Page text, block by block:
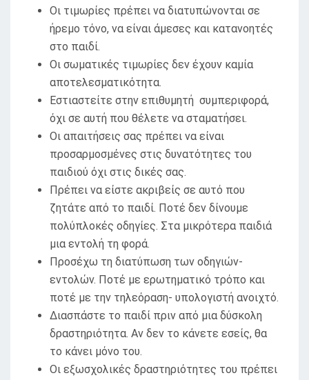
Οι τιμωρίες πρέπει να διατυπώνονται σε
ήρεμο τόνο, να είναι άμεσες και κατανοητές
στο παιδί.
Οι σωματικές τιμωρίες δεν έχουν καμία
αποτελεσματικότητα.
Εστιαστείτε στην επιθυμητή συμπεριφορά,
όχι σε αυτή που θέλετε να σταματήσει.
Οι απαιτήσεις σας πρέπει να είναι
προσαρμοσμένες στις δυνατότητες του
παιδιού όχι στις δικές σας.
Πρέπει να είστε ακριβείς σε αυτό που
ζητάτε από το παιδί. Ποτέ δεν δίνουμε
πολύπλοκές οδηγίες. Στα μικρότερα παιδιά
μια εντολή τη φορά.
Προσέχω τη διατύπωση των οδηγιών-
εντολών. Ποτέ με ερωτηματικό τρόπο και
ποτέ με την τηλεόραση- υπολογιστή ανοιχτό.
Διασπάστε το παιδί πριν από μια δύσκολη
δραστηριότητα. Αν δεν το κάνετε εσείς, θα
το κάνει μόνο του.
Οι εξωσχολικές δραστηριότητες του πρέπει